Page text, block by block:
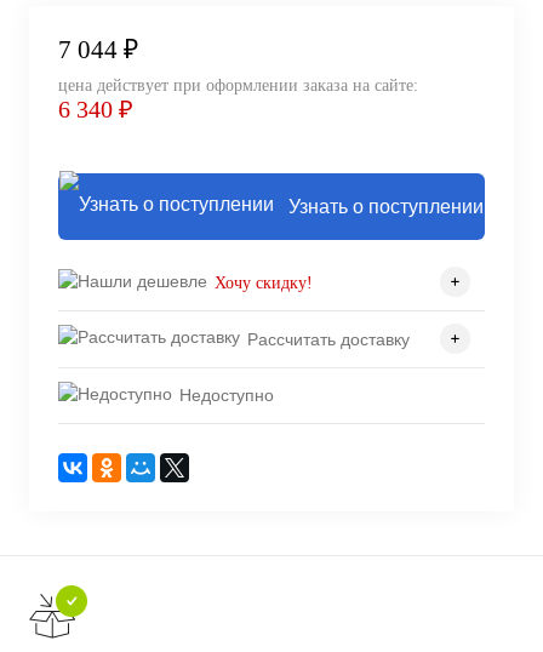
7 044 ₽
цена действует при оформлении заказа на сайте:
6 340 ₽
Узнать о поступлении
Хочу скидку!
Рассчитать доставку
Недоступно